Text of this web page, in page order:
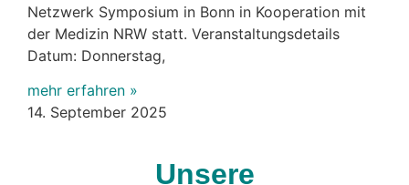
Netzwerk Symposium in Bonn in Kooperation mit
der Medizin NRW statt. Veranstaltungsdetails
Datum: Donnerstag,
mehr erfahren »
14. September 2025
Unsere